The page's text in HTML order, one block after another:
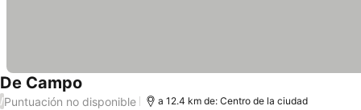
De Campo Ver precios
/Puntuación no disponible a 12.4 km de: Centro de la ciudad